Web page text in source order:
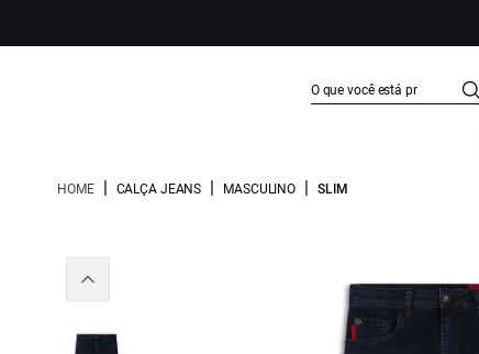
HOME | CALÇA JEANS | MASCULINO | SLIM